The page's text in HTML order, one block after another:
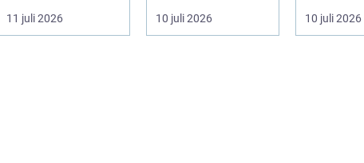
för ett f&ou...
11 juli 2026
välmående i liv...
10 juli 2026 10 juli 2026